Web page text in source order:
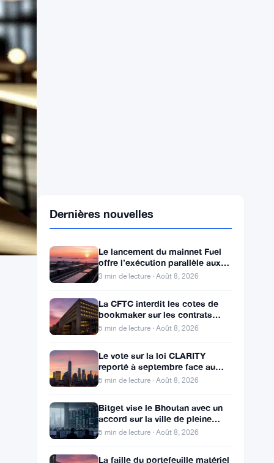
Le lancement du mainnet Fuel
développeurs d’Ethereum
3 min de lecture · Août 8, 2026
La CFTC interdit les cotes de
d’événements de Kalshi et
5 min de lecture · Août 8, 2026